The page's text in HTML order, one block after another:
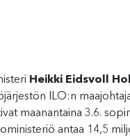
Heikki Eidsvoll
ILO:n
maanantaina 3.6.
antaa 14,5